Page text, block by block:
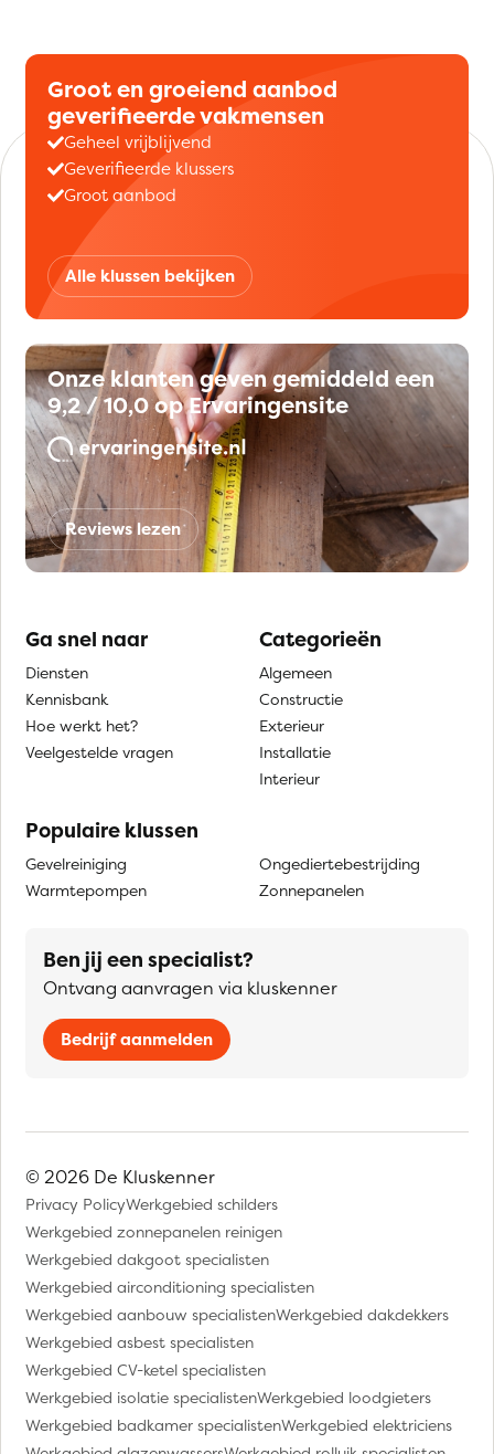
Groot en groeiend aanbod
geverifieerde vakmensen
Geheel vrijblijvend
Geverifieerde klussers
Groot aanbod
Alle klussen bekijken
Onze klanten geven gemiddeld een
9,2 / 10,0 op Ervaringensite
Reviews lezen
Ga snel naar
Diensten
Kennisbank
Hoe werkt het?
Veelgestelde vragen
Categorieën
Algemeen
Constructie
Exterieur
Installatie
Interieur
Populaire klussen
Gevelreiniging
Warmtepompen
Ongediertebestrijding
Zonnepanelen
Ben jij een specialist?
Ontvang aanvragen via kluskenner
Bedrijf aanmelden
© 2026 De Kluskenner
Privacy PolicyWerkgebied schilders
Werkgebied zonnepanelen reinigen
Werkgebied dakgoot specialisten
Werkgebied airconditioning specialisten
Werkgebied aanbouw specialistenWerkgebied dakdekkers
Werkgebied asbest specialisten
Werkgebied CV-ketel specialisten
Werkgebied isolatie specialistenWerkgebied loodgieters
Werkgebied badkamer specialistenWerkgebied elektriciens